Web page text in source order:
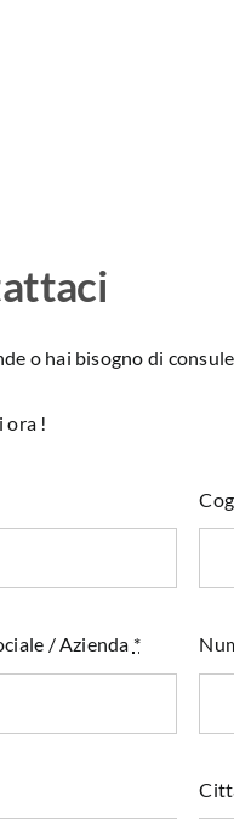
o hai bisogno di
ora !
/ Azienda *